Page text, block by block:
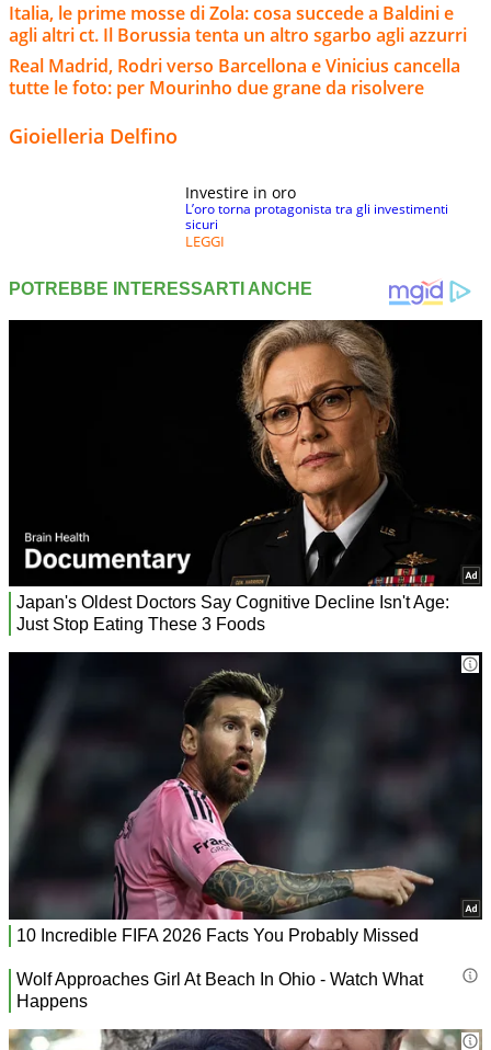
Italia, le prime mosse di Zola: cosa succede a Baldini e
agli altri ct. Il Borussia tenta un altro sgarbo agli azzurri
Real Madrid, Rodri verso Barcellona e Vinicius cancella
tutte le foto: per Mourinho due grane da risolvere
Gioielleria Delfino
Investire in oro
L’oro torna protagonista tra gli investimenti
sicuri
LEGGI